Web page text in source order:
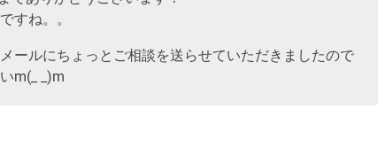
すね。。
ールにちょっとご相談を送らせていただきましたので
m(_ _)m